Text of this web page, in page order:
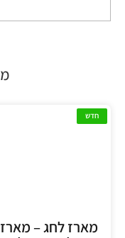
חדש
מארז לחג – מארז